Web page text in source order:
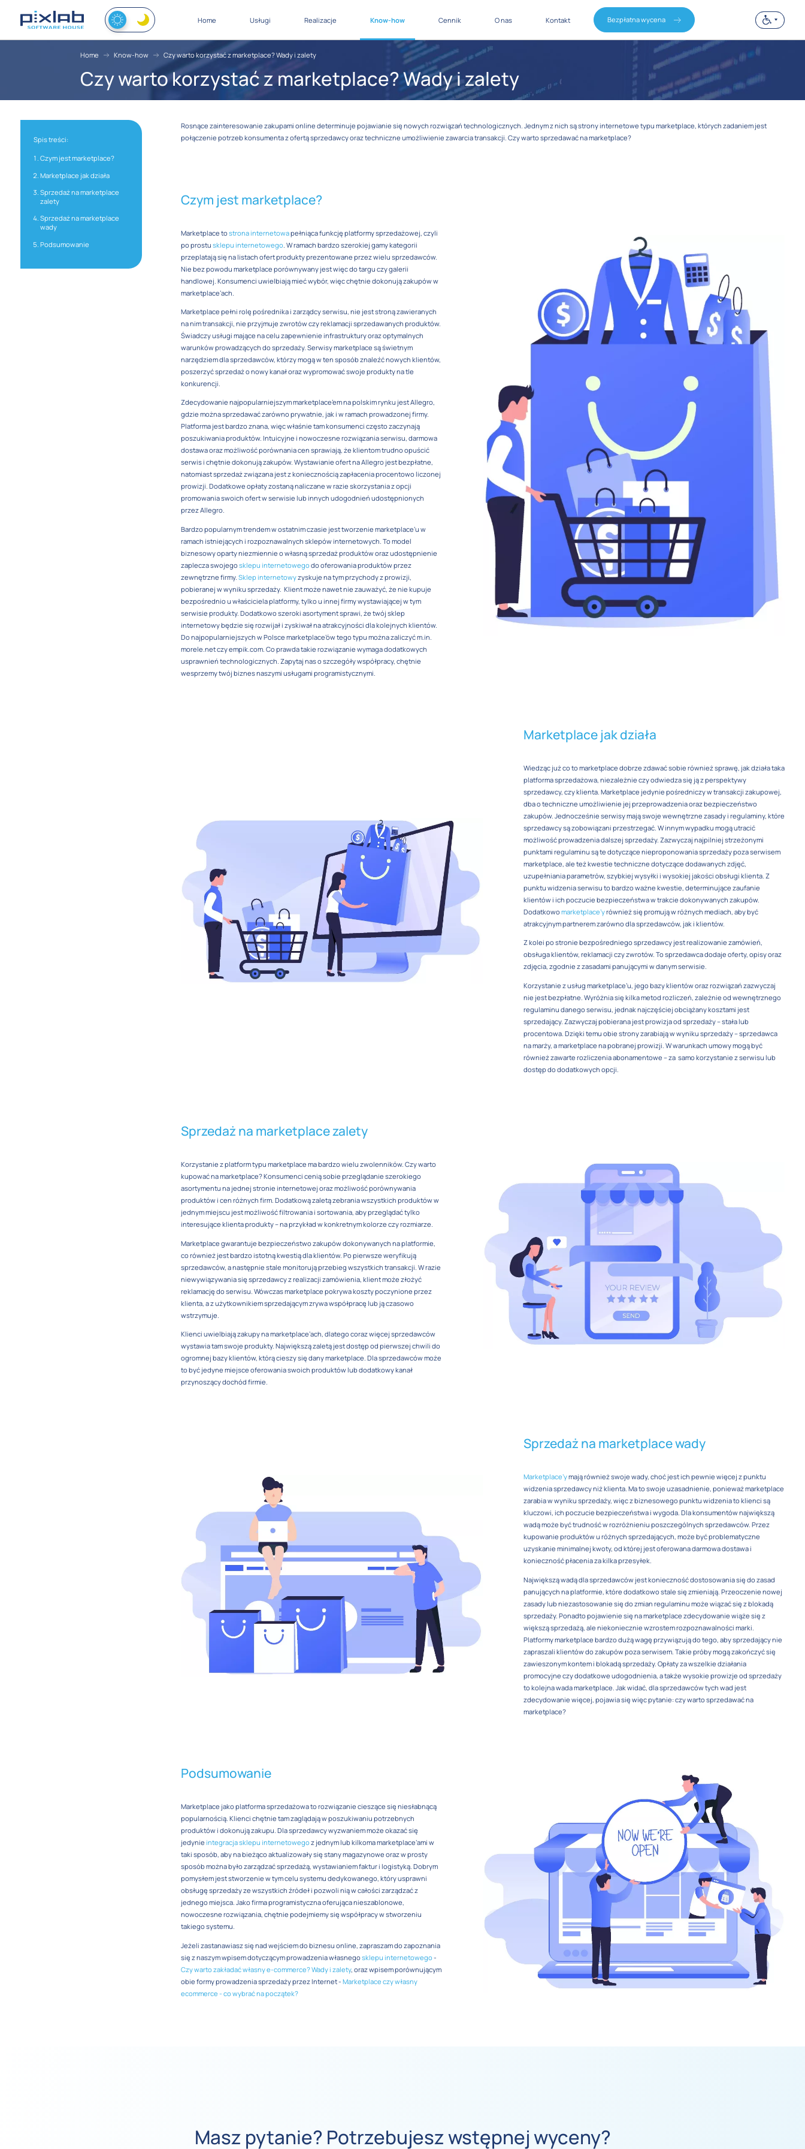
Home Usługi Realizacje Know-how Cennik O nas Kontakt Bezpłatna wycena
Home Know-how Czy warto korzystać z marketplace? Wady i zalety
Czy warto korzystać z marketplace? Wady i zalety
Spis treści:
Czym jest marketplace?
Marketplace jak działa
Sprzedaż na marketplace
zalety
Sprzedaż na marketplace
wady
Podsumowanie
Rosnące zainteresowanie zakupami online determinuje pojawianie się nowych rozwiązań technologicznych. Jednym z nich są strony internetowe typu marketplace, których zadaniem jest
połączenie potrzeb konsumenta z ofertą sprzedawcy oraz techniczne umożliwienie zawarcia transakcji. Czy warto sprzedawać na marketplace?
Czym jest marketplace?
Marketplace tostrona internetowapełniąca funkcję platformy sprzedażowej, czyli
po prostusklepu internetowego. W ramach bardzo szerokiej gamy kategorii
przeplatają się na listach ofert produkty prezentowane przez wielu sprzedawców.
Nie bez powodu marketplace porównywany jest więc do targu czy galerii
handlowej. Konsumenci uwielbiają mieć wybór, więc chętnie dokonują zakupów w
marketplace’ach.
Marketplace pełni rolę pośrednika i zarządcy serwisu, nie jest stroną zawieranych
na nim transakcji, nie przyjmuje zwrotów czy reklamacji sprzedawanych produktów.
Świadczy usługi mające na celu zapewnienie infrastruktury oraz optymalnych
warunków prowadzących do sprzedaży. Serwisy marketplace są świetnym
narzędziem dla sprzedawców, którzy mogą w ten sposób znaleźć nowych klientów,
poszerzyć sprzedaż o nowy kanał oraz wypromować swoje produkty na tle
konkurencji.
Zdecydowanie najpopularniejszym marketplace’em na polskim rynku jest Allegro,
gdzie można sprzedawać zarówno prywatnie, jak i w ramach prowadzonej firmy.
Platforma jest bardzo znana, więc właśnie tam konsumenci często zaczynają
poszukiwania produktów. Intuicyjne i nowoczesne rozwiązania serwisu, darmowa
dostawa oraz możliwość porównania cen sprawiają, że klientom trudno opuścić
serwis i chętnie dokonują zakupów. Wystawianie ofert na Allegro jest bezpłatne,
natomiast sprzedaż związana jest z koniecznością zapłacenia procentowo liczonej
prowizji. Dodatkowe opłaty zostaną naliczane w razie skorzystania z opcji
promowania swoich ofert w serwisie lub innych udogodnień udostępnionych
przez Allegro.
Bardzo popularnym trendem w ostatnim czasie jest tworzenie marketplace’u w
ramach istniejących i rozpoznawalnych sklepów internetowych. To model
biznesowy oparty niezmiennie o własną sprzedaż produktów oraz udostępnienie
zaplecza swojegosklepu internetowegodo oferowania produktów przez
zewnętrzne firmy.Sklep internetowyzyskuje na tym przychody z prowizji,
pobieranej w wyniku sprzedaży. Klient może nawet nie zauważyć, że nie kupuje
bezpośrednio u właściciela platformy, tylko u innej firmy wystawiającej w tym
serwisie produkty. Dodatkowo szeroki asortyment sprawi, że twój sklep
internetowy będzie się rozwijał i zyskiwał na atrakcyjności dla kolejnych klientów.
Do najpopularniejszych w Polsce marketplace’ów tego typu można zaliczyć m.in.
morele.net czy empik.com. Co prawda takie rozwiązanie wymaga dodatkowych
usprawnień technologicznych. Zapytaj nas o szczegóły współpracy, chętnie
wesprzemy twój biznes naszymi usługami programistycznymi.
Marketplace jak działa
Wiedząc już co to marketplace dobrze zdawać sobie również sprawę, jak działa taka
platforma sprzedażowa, niezależnie czy odwiedza się ją z perspektywy
sprzedawcy, czy klienta. Marketplace jedynie pośredniczy w transakcji zakupowej,
dba o techniczne umożliwienie jej przeprowadzenia oraz bezpieczeństwo
zakupów. Jednocześnie serwisy mają swoje wewnętrzne zasady i regulaminy, które
sprzedawcy są zobowiązani przestrzegać. W innym wypadku mogą utracić
możliwość prowadzenia dalszej sprzedaży. Zazwyczaj najpilniej strzeżonymi
punktami regulaminu są te dotyczące nieproponowania sprzedaży poza serwisem
marketplace, ale też kwestie techniczne dotyczące dodawanych zdjęć,
uzupełniania parametrów, szybkiej wysyłki i wysokiej jakości obsługi klienta. Z
punktu widzenia serwisu to bardzo ważne kwestie, determinujące zaufanie
klientów i ich poczucie bezpieczeństwa w trakcie dokonywanych zakupów.
Dodatkowomarketplace’yrównież się promują w różnych mediach, aby być
atrakcyjnym partnerem zarówno dla sprzedawców, jak i klientów.
Z kolei po stronie bezpośredniego sprzedawcy jest realizowanie zamówień,
obsługa klientów, reklamacji czy zwrotów. To sprzedawca dodaje oferty, opisy oraz
zdjęcia, zgodnie z zasadami panującymi w danym serwisie.
Korzystanie z usług marketplace’u, jego bazy klientów oraz rozwiązań zazwyczaj
nie jest bezpłatne. Wyróżnia się kilka metod rozliczeń, zależnie od wewnętrznego
regulaminu danego serwisu, jednak najczęściej obciążany kosztami jest
sprzedający. Zazwyczaj pobierana jest prowizja od sprzedaży – stała lub
procentowa. Dzięki temu obie strony zarabiają w wyniku sprzedaży – sprzedawca
na marży, a marketplace na pobranej prowizji. W warunkach umowy mogą być
również zawarte rozliczenia abonamentowe – za samo korzystanie z serwisu lub
dostęp do dodatkowych opcji.
Sprzedaż na marketplace zalety
Korzystanie z platform typu marketplace ma bardzo wielu zwolenników. Czy warto
kupować na marketplace? Konsumenci cenią sobie przeglądanie szerokiego
asortymentu na jednej stronie internetowej oraz możliwość porównywania
produktów i cen różnych firm. Dodatkową zaletą zebrania wszystkich produktów w
jednym miejscu jest możliwość filtrowania i sortowania, aby przeglądać tylko
interesujące klienta produkty – na przykład w konkretnym kolorze czy rozmiarze.
Marketplace gwarantuje bezpieczeństwo zakupów dokonywanych na platformie,
co również jest bardzo istotną kwestią dla klientów. Po pierwsze weryfikują
sprzedawców, a następnie stale monitorują przebieg wszystkich transakcji. W razie
niewywiązywania się sprzedawcy z realizacji zamówienia, klient może złożyć
reklamację do serwisu. Wówczas marketplace pokrywa koszty poczynione przez
klienta, a z użytkownikiem sprzedającym zrywa współpracę lub ją czasowo
wstrzymuje.
Klienci uwielbiają zakupy na marketplace’ach, dlatego coraz więcej sprzedawców
wystawia tam swoje produkty. Największą zaletą jest dostęp od pierwszej chwili do
ogromnej bazy klientów, którą cieszy się dany marketplace. Dla sprzedawców może
to być jedyne miejsce oferowania swoich produktów lub dodatkowy kanał
przynoszący dochód firmie.
Sprzedaż na marketplace wady
Marketplace’ymają również swoje wady, choć jest ich pewnie więcej z punktu
widzenia sprzedawcy niż klienta. Ma to swoje uzasadnienie, ponieważ marketplace
zarabia w wyniku sprzedaży, więc z biznesowego punktu widzenia to klienci są
kluczowi, ich poczucie bezpieczeństwa i wygoda. Dla konsumentów największą
wadą może być trudność w rozróżnieniu poszczególnych sprzedawców. Przez
kupowanie produktów u różnych sprzedających, może być problematyczne
uzyskanie minimalnej kwoty, od której jest oferowana darmowa dostawa i
konieczność płacenia za kilka przesyłek.
Największą wadą dla sprzedawców jest konieczność dostosowania się do zasad
panujących na platformie, które dodatkowo stale się zmieniają. Przeoczenie nowej
zasady lub niezastosowanie się do zmian regulaminu może wiązać się z blokadą
sprzedaży. Ponadto pojawienie się na marketplace zdecydowanie wiąże się z
większą sprzedażą, ale niekoniecznie wzrostem rozpoznawalności marki.
Platformy marketplace bardzo dużą wagę przywiązują do tego, aby sprzedający nie
zapraszali klientów do zakupów poza serwisem. Takie próby mogą zakończyć się
zawieszonym kontem i blokadą sprzedaży. Opłaty za wszelkie działania
promocyjne czy dodatkowe udogodnienia, a także wysokie prowizje od sprzedaży
to kolejna wada marketplace. Jak widać, dla sprzedawców tych wad jest
zdecydowanie więcej, pojawia się więc pytanie: czy warto sprzedawać na
marketplace?
Podsumowanie
Marketplace jako platforma sprzedażowa to rozwiązanie cieszące się niesłabnącą
popularnością. Klienci chętnie tam zaglądają w poszukiwaniu potrzebnych
produktów i dokonują zakupu. Dla sprzedawcy wyzwaniem może okazać się
jedynie integracja sklepu internetowegoz jednym lub kilkoma marketplace’ami w
taki sposób, aby na bieżąco aktualizowały się stany magazynowe oraz w prosty
sposób można było zarządzać sprzedażą, wystawianiem faktur i logistyką. Dobrym
pomysłem jest stworzenie w tym celu systemu dedykowanego, który usprawni
obsługę sprzedaży ze wszystkich źródeł i pozwoli nią w całości zarządzać z
jednego miejsca. Jako firma programistyczna oferująca nieszablonowe,
nowoczesne rozwiązania, chętnie podejmiemy się współpracy w stworzeniu
takiego systemu.
Jeżeli zastanawiasz się nad wejściem do biznesu online, zapraszam do zapoznania
się z naszym wpisem dotyczącym prowadzenia własnegosklepu internetowego-
Czy warto zakładać własny e-commerce? Wady i zalety, oraz wpisem porównującym
obie formy prowadzenia sprzedaży przez Internet -Marketplace czy własny
ecommerce - co wybrać na początek?
Masz pytanie? Potrzebujesz wstępnej wyceny?